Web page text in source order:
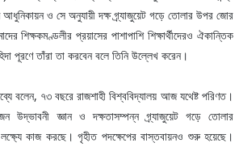
ও সে অনুযায়ী দক্ষ গ্র্যাজুয়েট গড়ে তোলার উপর জোর
শিক্ষকমণ্ডলীর প্রয়াসের পাশাপাশি শিক্ষার্থীদেরও ঐকান্তিক
পূরণে তাঁরা তা করবেন বলে তিনি উল্লেখ করেন।
বলেন, ৭৩ বছরে রাজশাহী বিশ্ববিদ্যালয় আজ যথেষ্ট পরিণত।
উদ্ভাবনী জ্ঞান ও দক্ষতাসম্পন্ন গ্র্যাজুয়েট গড়ে তোলার
লক্ষ্যে কাজ করছে। গৃহীত পদক্ষেপের বাস্তবায়নও শুরু হয়েছে।